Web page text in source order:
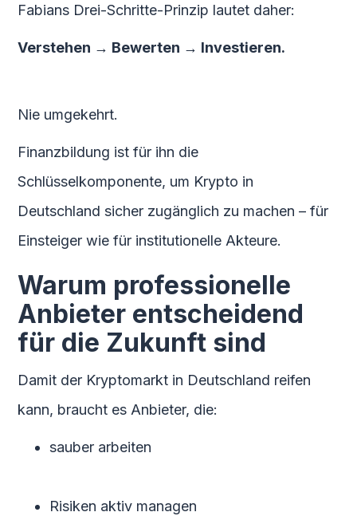
Fabians Drei-Schritte-Prinzip lautet daher:
Verstehen → Bewerten → Investieren.
Nie umgekehrt.
Finanzbildung ist für ihn die
Schlüsselkomponente, um Krypto in
Deutschland sicher zugänglich zu machen – für
Einsteiger wie für institutionelle Akteure.
Warum professionelle
Anbieter entscheidend
für die Zukunft sind
Damit der Kryptomarkt in Deutschland reifen
kann, braucht es Anbieter, die:
sauber arbeiten
Risiken aktiv managen